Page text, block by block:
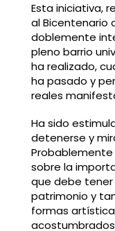
Esta iniciativa,
al Bicentenario
doblemente
pleno barrio
ha realizado,
ha pasado y
reales
Ha sido
detenerse y
sobre la
que debe
patrimonio y
formas